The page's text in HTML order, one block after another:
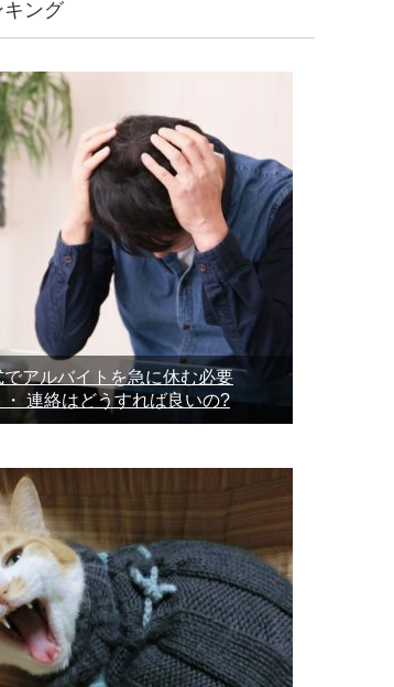
キング
でアルバイトを急に休む必要
・ 連絡はどうすれば良いの?